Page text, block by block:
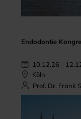
Endodontie
10.12.26 -
Köln
Prof. Dr. Frank